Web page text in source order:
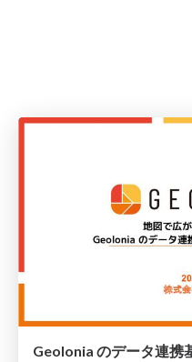
Geolonia のデータ連携